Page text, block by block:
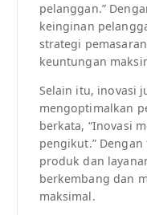
pelanggan.”
keinginan
strategi
keuntungan
Selain itu, inovasi
mengoptimalkan
berkata, “Inovasi
pengikut.”
produk dan
berkembang dan
maksimal.